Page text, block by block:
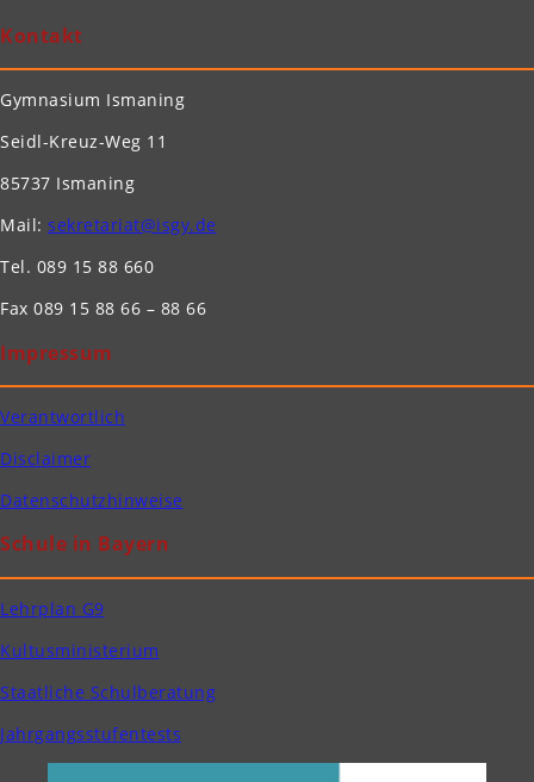
Kontakt
Gymnasium Ismaning
Seidl-Kreuz-Weg 11
85737 Ismaning
Mail: sekretariat@isgy.de
Tel. 089 15 88 660
Fax 089 15 88 66 – 88 66
Impressum
Verantwortlich
Disclaimer
Datenschutzhinweise
Schule in Bayern
Lehrplan G9
Kultusministerium
Staatliche Schulberatung
Jahrgangsstufentests